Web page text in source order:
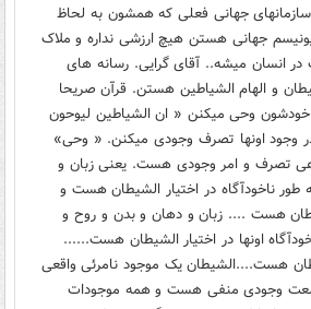
جهانی فعلی که همشون به لحاظ
جهانی هستن هیچ ارزشی نداره و ملاک
انسان میشه.. آقای گرایی. رسانه های
و الهام الشیاطین هستن. قرآن صریحا
خودشون وحی میکنن « ان الشیاطین لیوحون
وجود اونها تصرف وجودی میکنن. « وحی»
تصرف و امر وجودی هست. یعنی زبان و
طور ناخودآگاه در اختیار الشیطان هست و
هست .... زبان و دهان و بدن و روح و
اونها در اختیار الشیطان هست......
هست....الشیطان یک موجود نامرئی واقعی
وجودی منفی هست و همه موجودات